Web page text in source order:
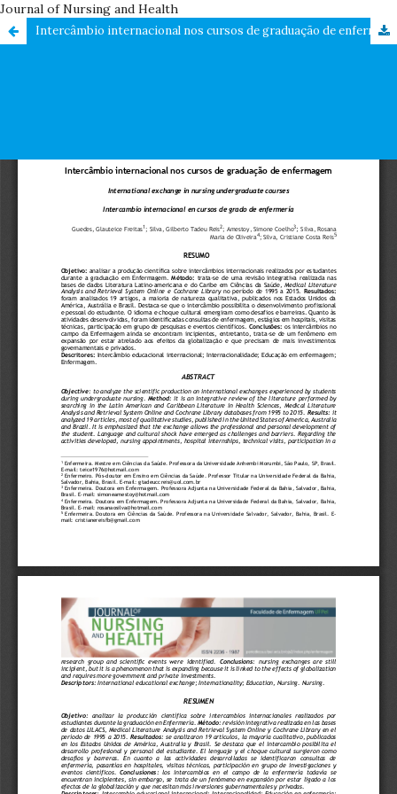
Journal of Nursing and Health
Intercâmbio internacional nos cursos de graduação de enfermagem